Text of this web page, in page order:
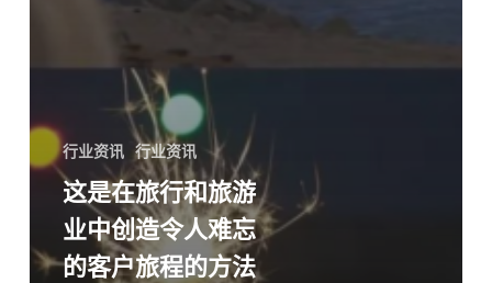
行业资讯 行业资讯
这是在旅行和旅游
业中创造令人难忘
的客户旅程的方法